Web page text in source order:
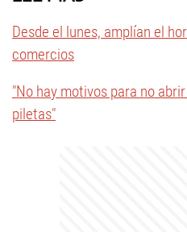
Desde el lunes, amplían el
comercios
"No hay motivos para no
piletas"